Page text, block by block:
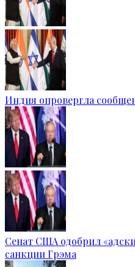
Индия опровергла
Сенат США одобрил
санкции Грэма